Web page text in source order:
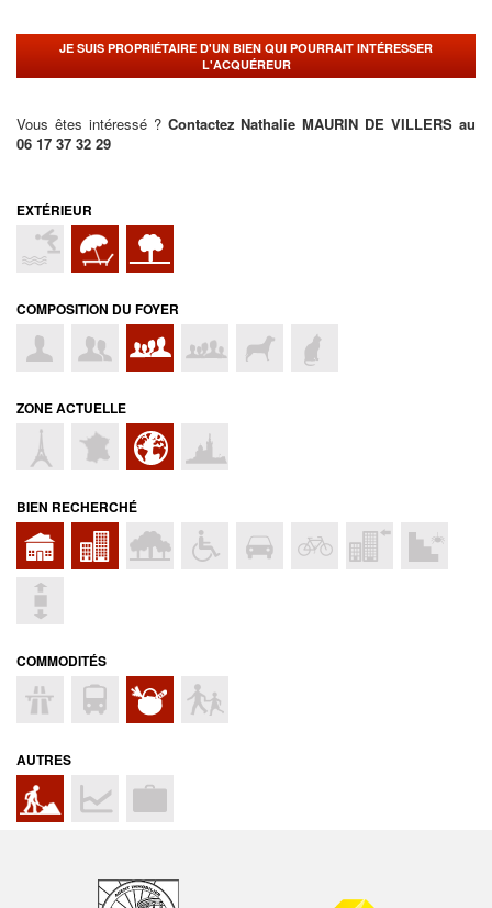
JE SUIS PROPRIÉTAIRE D'UN BIEN QUI POURRAIT INTÉRESSER
L'ACQUÉREUR
Vous êtes intéressé ? Contactez Nathalie MAURIN DE VILLERS au
06 17 37 32 29
EXTÉRIEUR
COMPOSITION DU FOYER
ZONE ACTUELLE
BIEN RECHERCHÉ
COMMODITÉS
AUTRES